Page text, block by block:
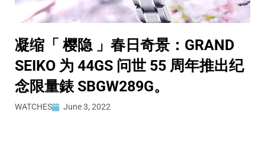
凝缩「 樱隐 」春日奇景：GRAND
SEIKO 为 44GS 问世 55 周年推出纪
念限量錶 SBGW289G。
WATCHES June 3, 2022